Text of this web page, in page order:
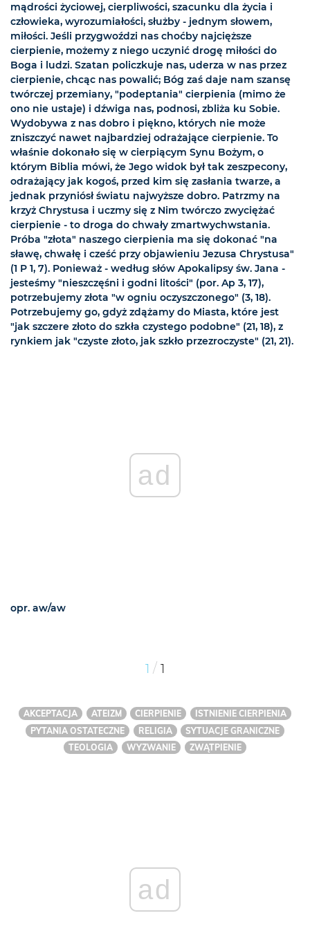
mądrości życiowej, cierpliwości, szacunku dla życia i
człowieka, wyrozumiałości, służby - jednym słowem,
miłości. Jeśli przygwoździ nas choćby najcięższe
cierpienie, możemy z niego uczynić drogę miłości do
Boga i ludzi. Szatan ­policzkuje nas, uderza w nas przez
cierpienie, chcąc nas powalić; Bóg zaś daje nam szansę
twórczej przemiany, "podeptania" cierpienia (mimo że
ono nie ustaje) i dźwiga nas, podnosi, zbliża ku Sobie.
Wydobywa z nas dobro i piękno, których nie może
zniszczyć nawet najbardziej odrażające cierpienie. To
właśnie dokonało się w cierpiącym Synu Bożym, o
którym Biblia mówi, że Jego widok był tak zeszpecony,
odrażający jak kogoś, przed kim się zasłania twarze, a
jednak przyniósł światu najwyższe dobro. Patrzmy na
krzyż Chrystusa i uczmy się z Nim twórczo zwyciężać
cierpienie - to droga do chwały zmartwychwstania.
Próba "złota" naszego cierpienia ma się dokonać "na
sławę, chwałę i cześć przy objawieniu Jezusa Chrystusa"
(1 P 1, 7). Ponieważ - według słów Apokalipsy św. Jana -
jesteśmy "nieszczęśni i godni litości" (por. Ap 3, 17),
potrzebujemy złota "w ogniu oczyszczonego" (3, 18).
Potrzebujemy go, gdyż zdążamy do Miasta, które jest
"jak szczere złoto do szkła czystego podobne" (21, 18), z
rynkiem jak "czyste złoto, jak szkło przezroczyste" (21, 21).
ad
opr. aw/aw
1 / 1
AKCEPTACJA ATEIZM CIERPIENIE
ISTNIENIE CIERPIENIA
PYTANIA OSTATECZNE
RELIGIA
SYTUACJE GRANICZNE
TEOLOGIA
WYZWANIE ZWĄTPIENIE
ad